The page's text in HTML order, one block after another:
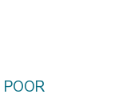
POOR